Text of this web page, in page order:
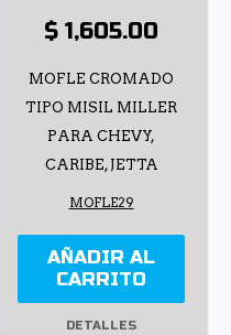
$ 1,605.00
MOFLE CROMADO
TIPO MISIL MILLER
PARA CHEVY,
CARIBE, JETTA
MOFLE29
AÑADIR AL
CARRITO
DETALLES